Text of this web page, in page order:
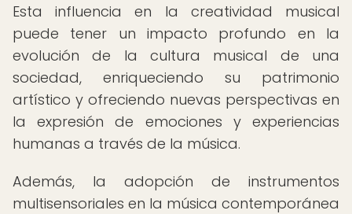
Esta influencia en la creatividad musical
puede tener un impacto profundo en la
evolución de la cultura musical de una
sociedad, enriqueciendo su patrimonio
artístico y ofreciendo nuevas perspectivas en
la expresión de emociones y experiencias
humanas a través de la música.
Además, la adopción de instrumentos
multisensoriales en la música contemporánea